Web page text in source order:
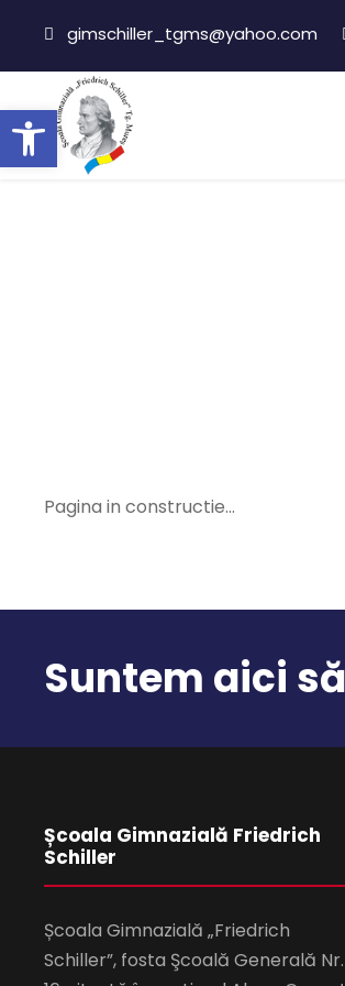
gimschiller_tgms@yahoo.com
Pagina in constructie…
Suntem aici
Școala Gimnazială Friedrich
Schiller
Școala Gimnazială „Friedrich
Schiller”, fosta Şcoală Generală Nr.
Deschide bara de unelte